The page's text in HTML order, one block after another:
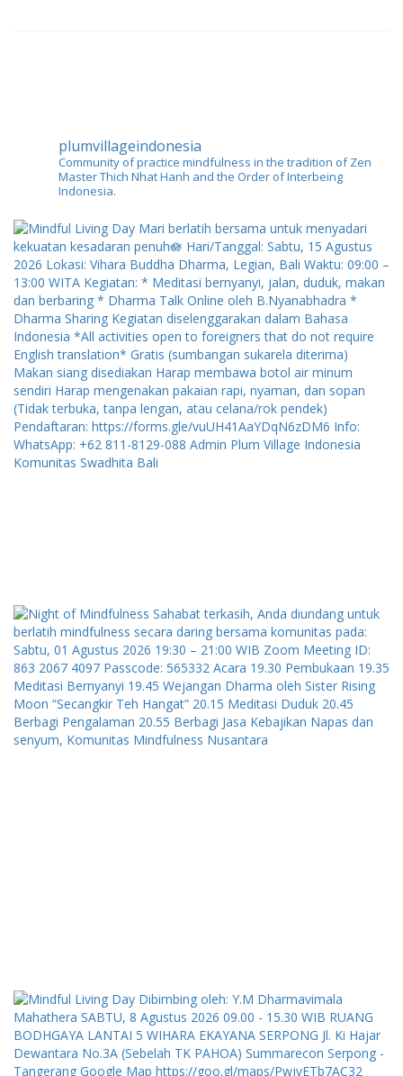
plumvillageindonesia
Community of practice mindfulness in the tradition of Zen
Master Thich Nhat Hanh and the Order of Interbeing
Indonesia.